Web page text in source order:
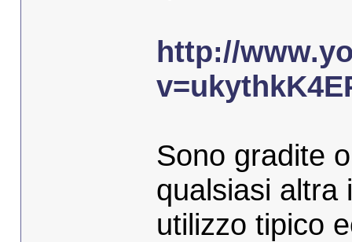
http://
Sono gradite
qualsiasi altra
utilizzo tipico